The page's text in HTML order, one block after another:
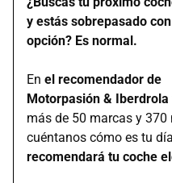
y estás sobrepasado
opción? Es normal.
En el recomendador de
Motorpasión & Iberdrola
más de 50 marcas y
cuéntanos cómo es tu
recomendará tu coche